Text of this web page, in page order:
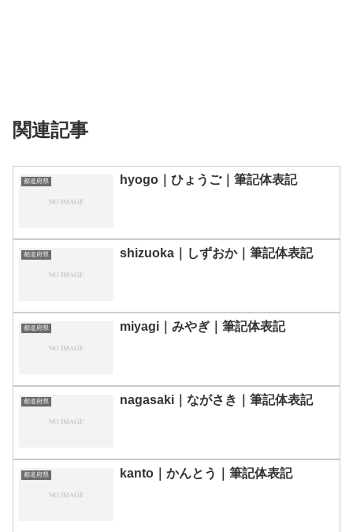
関連記事
都道府県 hyogo｜ひょうご｜筆記体表記
都道府県 shizuoka｜しずおか｜筆記体表記
都道府県 miyagi｜みやぎ｜筆記体表記
都道府県 nagasaki｜ながさき｜筆記体表記
都道府県 kanto｜かんとう｜筆記体表記